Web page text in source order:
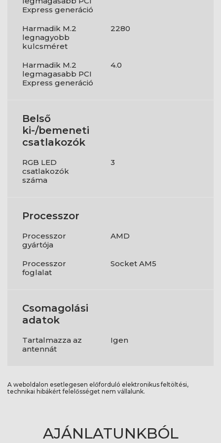
Express generáció
Harmadik M.2
legnagyobb
kulcsméret
2280
Harmadik M.2
legmagasabb PCI
Express generáció
4.0
Belső
ki-/bemeneti
csatlakozók
RGB LED
csatlakozók
száma
3
Processzor
Processzor
gyártója
AMD
Processzor
foglalat
Socket AM5
Csomagolási
adatok
Tartalmazza az
antennát
Igen
A weboldalon esetlegesen előforduló elektronikus feltöltési,
technikai hibákért felelősséget nem vállalunk.
AJÁNLATUNKBÓL